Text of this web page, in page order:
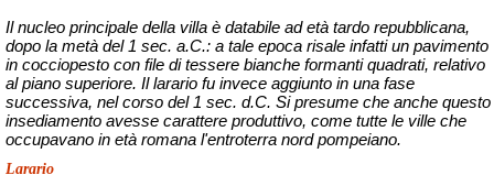
Il nucleo principale della villa è databile ad età tardo repubblicana,
dopo la metà del 1 sec. a.C.: a tale epoca risale infatti un pavimento
in cocciopesto con file di tessere bianche formanti quadrati, relativo
al piano superiore. Il larario fu invece aggiunto in una fase
successiva, nel corso del 1 sec. d.C. Si presume che anche questo
insediamento avesse carattere produttivo, come tutte le ville che
occupavano in età romana l'entroterra nord pompeiano.
Larario